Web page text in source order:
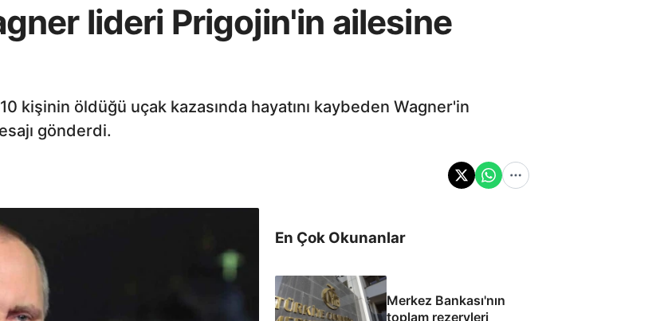
lideri Prigojin'in ailesine
kişinin öldüğü uçak kazasında hayatını kaybeden Wagner'in
gönderdi.
En Çok Okunanlar
Merkez Bankası'nın
toplam rezervleri